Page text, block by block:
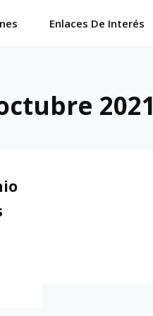
Enlaces De Interés
2021